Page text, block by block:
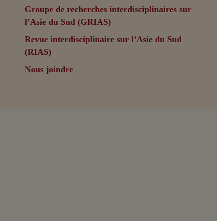
Groupe de recherches interdisciplinaires sur
l’Asie du Sud (GRIAS)
Revue interdisciplinaire sur l’Asie du Sud
(RIAS)
Nous joindre